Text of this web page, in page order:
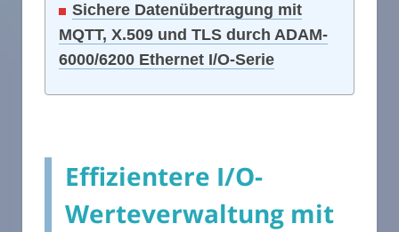
Sichere Datenübertragung mit
MQTT, X.509 und TLS durch ADAM-
6000/6200 Ethernet I/O-Serie
Effizientere I/O-
Werteverwaltung mit